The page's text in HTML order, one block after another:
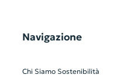
Navigazione
Chi Siamo Sostenibilità